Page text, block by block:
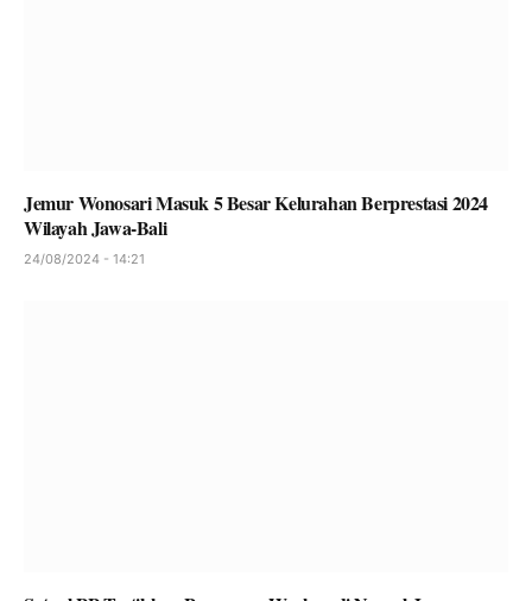
Jemur Wonosari Masuk 5 Besar Kelurahan Berprestasi 2024
Wilayah Jawa-Bali
24/08/2024 - 14:21